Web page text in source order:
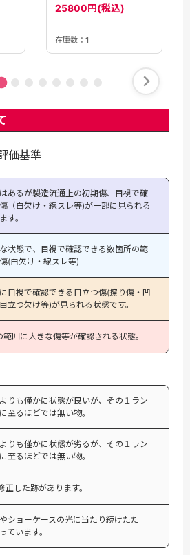
25800円(税込)
在庫数： 1
価基準
あるが製造流通上の初期傷、目視で確
（白欠け・線スレ等)が一部に見られる
す。
状態で、目視で確認できる数箇所の範
(白欠け・線スレ等)
目視で確認できる目立つ傷(擦り傷・凹
立つ欠け等)が見られる状態です。
範囲に大きな傷等が確認される状態。
りも僅かに状態が良いが、その１ラン
至るほどでは無い物。
りも僅かに状態が劣るが、その１ラン
至るほどでは無い物。
正した跡があります。
ショーケースの光に当たり続けたた
ています。